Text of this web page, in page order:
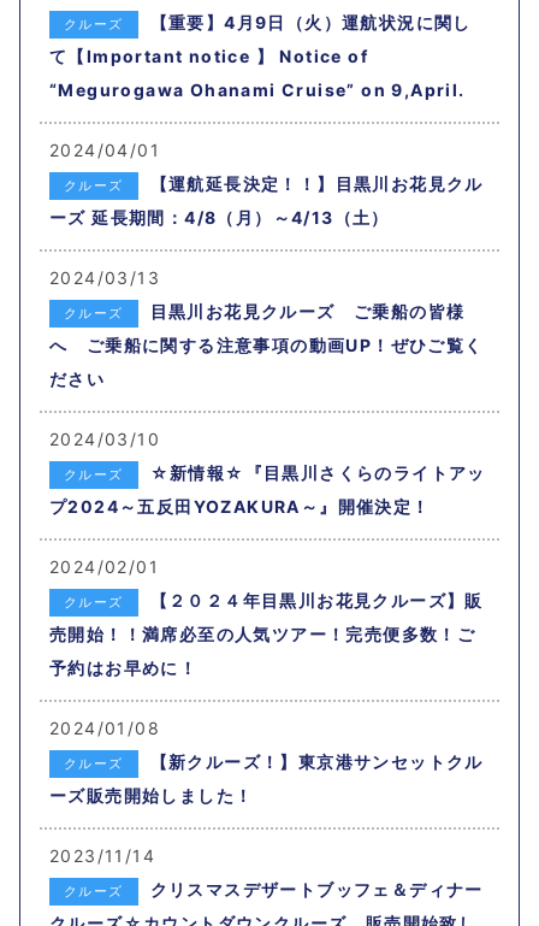
クルーズ
【重要】4月9日（火）運航状況に関し
て【Important notice 】 Notice of
“Megurogawa Ohanami Cruise” on 9,April.
2024/04/01
クルーズ
【運航延長決定！！】目黒川お花見クル
ーズ 延長期間：4/8（月）～4/13（土）
2024/03/13
クルーズ
目黒川お花見クルーズ ご乗船の皆様
へ ご乗船に関する注意事項の動画UP！ぜひご覧く
ださい
2024/03/10
クルーズ
☆新情報☆『目黒川さくらのライトアッ
プ2024～五反田YOZAKURA～』開催決定！
2024/02/01
クルーズ
【２０２４年目黒川お花見クルーズ】販
売開始！！満席必至の人気ツアー！完売便多数！ご
予約はお早めに！
2024/01/08
クルーズ
【新クルーズ！】東京港サンセットクル
ーズ販売開始しました！
2023/11/14
クルーズ
クリスマスデザートブッフェ＆ディナー